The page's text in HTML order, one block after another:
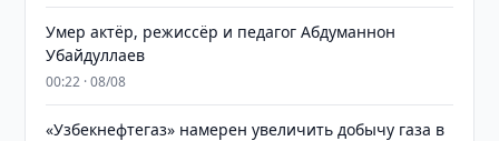
Умер актёр, режиссёр и педагог Абдуманнон
Убайдуллаев
00:22 · 08/08
«Узбекнефтегаз» намерен увеличить добычу газа в